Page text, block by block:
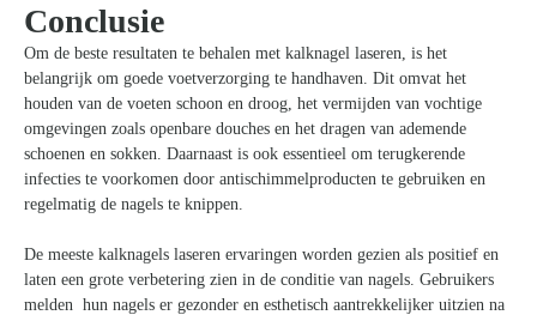
Zoeken
Conclusie
Om de beste resultaten te behalen met kalknagel laseren, is het
belangrijk om goede voetverzorging te handhaven. Dit omvat het
houden van de voeten schoon en droog, het vermijden van vochtige
omgevingen zoals openbare douches en het dragen van ademende
schoenen en sokken. Daarnaast is ook essentieel om terugkerende
infecties te voorkomen door antischimmelproducten te gebruiken en
regelmatig de nagels te knippen.
De meeste kalknagels laseren ervaringen worden gezien als positief en
laten een grote verbetering zien in de conditie van nagels. Gebruikers
melden hun nagels er gezonder en esthetisch aantrekkelijker uitzien na